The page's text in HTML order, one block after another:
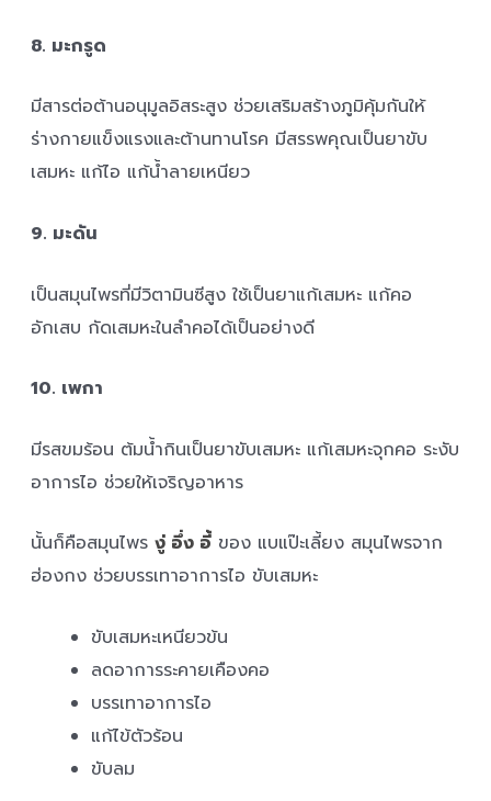
8. มะกรูด
มีสารต่อต้านอนุมูลอิสระสูง ช่วยเสริมสร้างภูมิคุ้มกันให้
ร่างกายแข็งแรงและต้านทานโรค มีสรรพคุณเป็นยาขับ
เสมหะ แก้ไอ แก้น้ำลายเหนียว
9. มะดัน
เป็นสมุนไพรที่มีวิตามินซีสูง ใช้เป็นยาแก้เสมหะ แก้คอ
อักเสบ กัดเสมหะในลำคอได้เป็นอย่างดี
10. เพกา
มีรสขมร้อน ต้มน้ำกินเป็นยาขับเสมหะ แก้เสมหะจุกคอ ระงับ
อาการไอ ช่วยให้เจริญอาหาร
นั้นก็คือสมุนไพรงู่ อึ่ง อี้ ของ แบแป๊ะเลี้ยง สมุนไพรจาก
ฮ่องกง ช่วยบรรเทาอาการไอ ขับเสมหะ
ขับเสมหะเหนียวข้น
ลดอาการระคายเคืองคอ
บรรเทาอาการไอ
แก้ไข้ตัวร้อน
ขับลม